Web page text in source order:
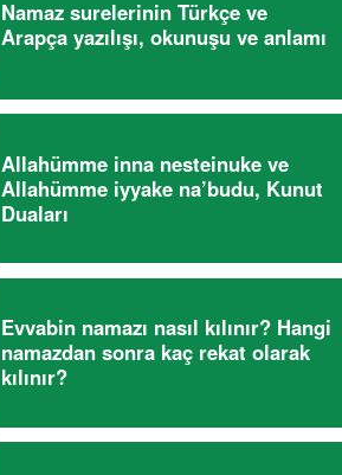
Namaz surelerinin Türkçe ve
Arapça yazılışı, okunuşu ve anlamı
Allahümme inna nesteinuke ve
Allahümme iyyake na’budu, Kunut
Duaları
Evvabin namazı nasıl kılınır? Hangi
namazdan sonra kaç rekat olarak
kılınır?